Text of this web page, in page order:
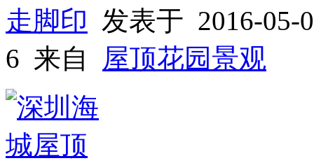
走脚印 发表于 2016-05-
6 来自 屋顶花园景观